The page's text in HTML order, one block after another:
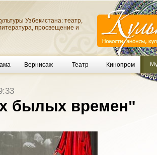
Узбекистана: театр,
просвещение и
Вернисаж Театр Кинопром
былых времен"